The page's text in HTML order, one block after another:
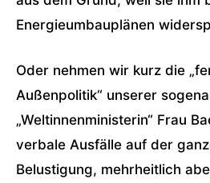
Energieumbauplänen
Oder nehmen wir kurz die
Außenpolitik“ unserer
„Weltinnenministerin“ Frau
verbale Ausfälle auf der
Belustigung, mehrheitlich